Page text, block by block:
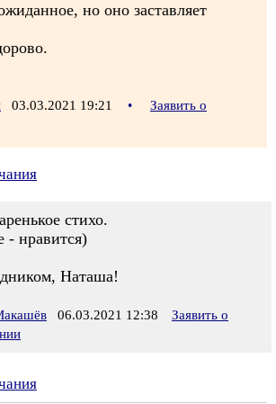
но оно заставляет
03.03.2021 19:21 •
Заявить о
стихо.
- нравится)
Наташа!
06.03.2021 12:38
Заявить о